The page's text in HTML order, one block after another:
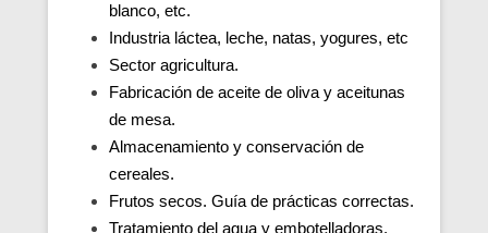
blanco, etc.
Industria láctea, leche, natas, yogures, etc
Sector agricultura.
Fabricación de aceite de oliva y aceitunas
de mesa.
Almacenamiento y conservación de
cereales.
Frutos secos. Guía de prácticas correctas.
Tratamiento del agua y embotelladoras.